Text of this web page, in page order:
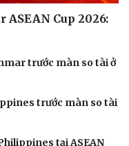
Cup 2026:
trước màn so tài ở
trước màn so tài
tại ASEAN